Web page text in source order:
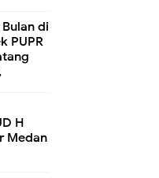
di
PUPR
H
Medan